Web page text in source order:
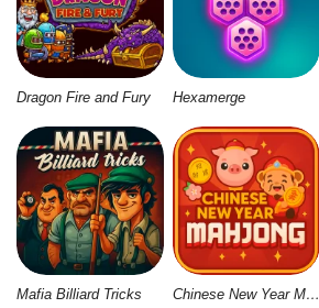
Dragon Fire and Fury Hexamerge
Mafia Billiard Tricks Chinese New Year Mahjong